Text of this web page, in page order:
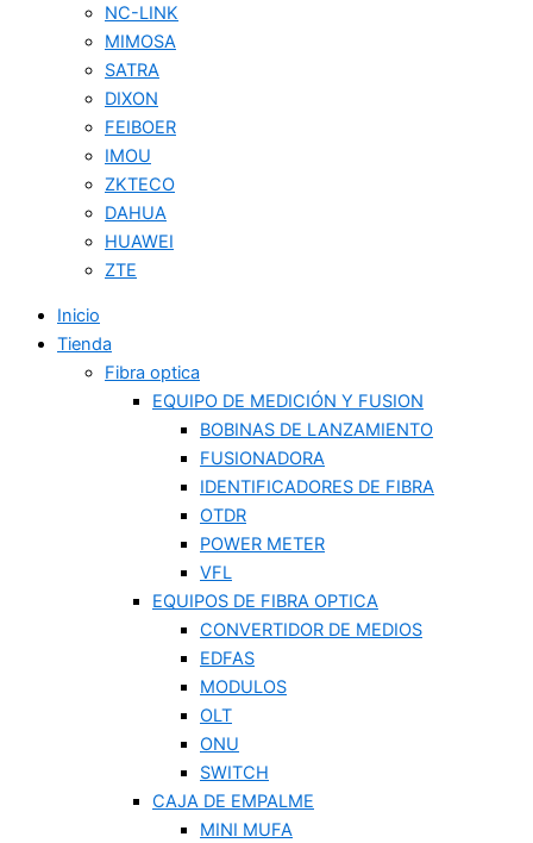
NC-LINK
MIMOSA
SATRA
DIXON
FEIBOER
IMOU
ZKTECO
DAHUA
HUAWEI
ZTE
Inicio
Tienda
Fibra optica
EQUIPO DE MEDICIÓN Y FUSION
BOBINAS DE LANZAMIENTO
FUSIONADORA
IDENTIFICADORES DE FIBRA
OTDR
POWER METER
VFL
EQUIPOS DE FIBRA OPTICA
CONVERTIDOR DE MEDIOS
EDFAS
MODULOS
OLT
ONU
SWITCH
CAJA DE EMPALME
MINI MUFA